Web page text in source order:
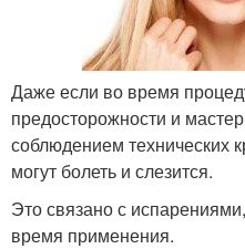
Даже если во время
предосторожности и
соблюдением технических
могут болеть и слезится.
Это связано с
время применения.